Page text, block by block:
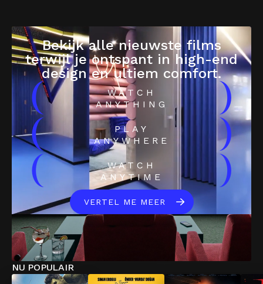
Bekijk alle nieuwste films
terwijl je ontspant in high-end
design en ultiem comfort.
(
WATCH
ANYTHING
)
(
PLAY
ANYWHERE
)
(
WATCH
ANYTIME
)
VERTEL ME MEER
NU POPULAIR